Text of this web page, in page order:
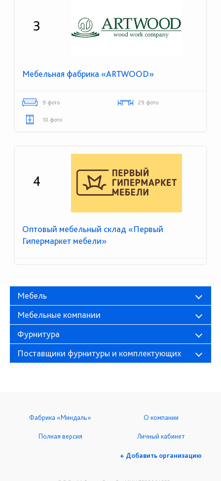
3
Мебельная фабрика «ARTWOOD»
9 фото 29 фото
10 фото
4
Оптовый мебельный склад «Первый
Гипермаркет мебели»
Мебель
Мебельные компании
Фурнитура
Поставщики фурнитуры и комплектующих
Фабрика «Миндаль» О компании
Полная версия Личный кабинет
+ Добавить организацию